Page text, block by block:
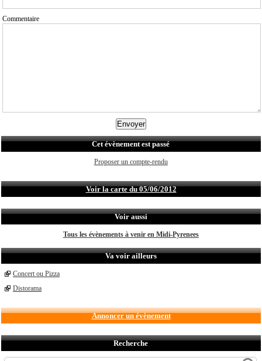
Commentaire
Cet évènement est passé
Proposer un compte-rendu
Voir la carte du 05/06/2012
Voir aussi
Tous les évènements à venir en Midi-Pyrenees
Va voir ailleurs
Concert ou Pizza
Distorama
Annoncer un évènement
Recherche